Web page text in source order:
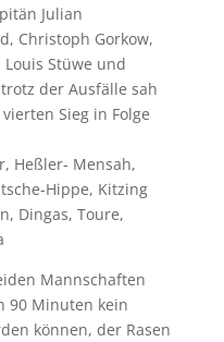
Julian
Christoph Gorkow,
Louis Stüwe und
der Ausfälle sah
Sieg in Folge
Heßler- Mensah,
Hippe, Kitzing
Dingas, Toure,
Mannschaften
90 Minuten kein
können, der Rasen